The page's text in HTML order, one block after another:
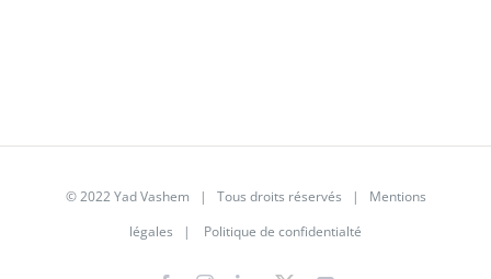
© 2022 Yad Vashem | Tous droits réservés | Mentions
légales | Politique de confidentialté